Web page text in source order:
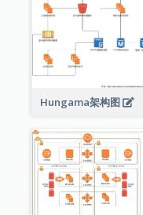
Hungama架构图